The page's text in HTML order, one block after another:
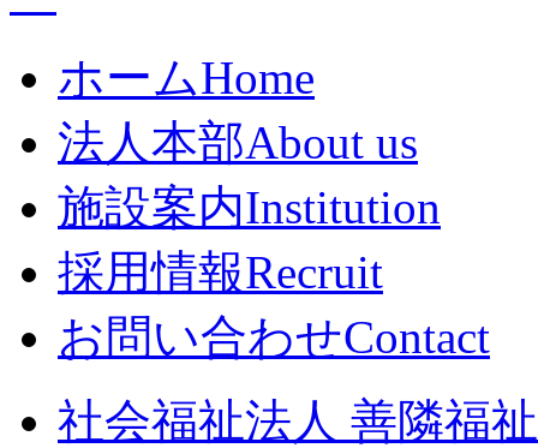
ホームHome
法人本部About us
施設案内Institution
採用情報Recruit
お問い合わせContact
社会福祉法人 善隣福